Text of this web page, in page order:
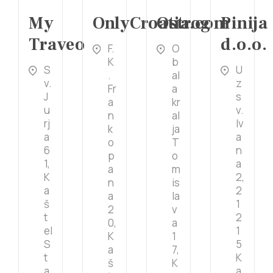
My
Traveo
S
v.
J
u
rj
a
6
1,
K
a
š
t
el
S
t
OnlyCroatia.com
F.
K
.
Fr
a
n
k
o
p
a
n
a
2
0,
K
a
š
Ostrog
O
b
al
a
kr
al
ja
T
o
m
is
la
v
a
1
7,
K
Pinija
d.o.o.
U
z
s
v.
Iv
a
n
a
2,
2
1
2
1
5
K